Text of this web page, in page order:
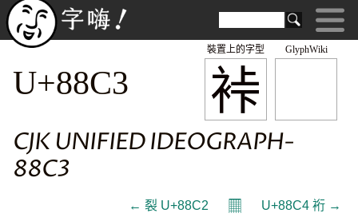
GlyphWiki
裃
裝置上的字型
U+88C3
CJK UNIFIED IDEOGRAPH-
88C3
← 裂 U+88C2 𝄜 U+88C4 裄 →